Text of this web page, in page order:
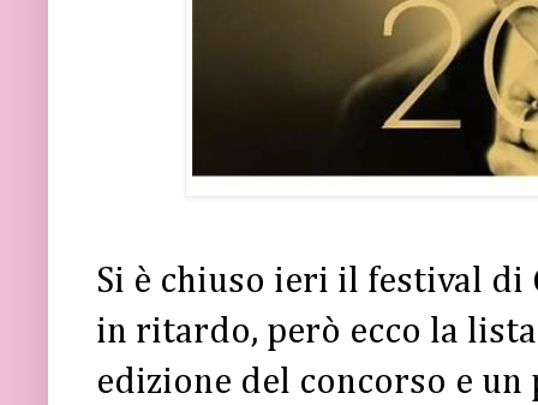
Si è chiuso ieri il festival di
in ritardo, però ecco la
edizione del concorso e